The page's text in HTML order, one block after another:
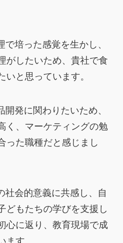
培った感覚を生かし、
がしたいため、貴社で食
いと思っています。
発に関わりたいため、
く、マーケティングの勉
った職種だと感じまし
社会的意義に共感し、自
どもたちの学びを支援し
心に返り、教育現場で成
ます。